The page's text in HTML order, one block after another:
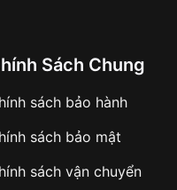
Sách Chung
sách bảo hành
sách bảo mật
sách vận chuyển